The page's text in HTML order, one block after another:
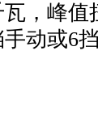
，峰
动或6